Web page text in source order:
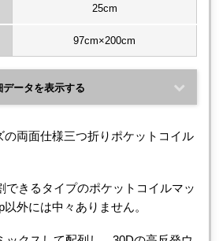
25cm
97cm×200cm
データを表示する
の両面仕様三つ折りポケットコイル
できるタイプのポケットコイルマッ
以外には中々ありません。